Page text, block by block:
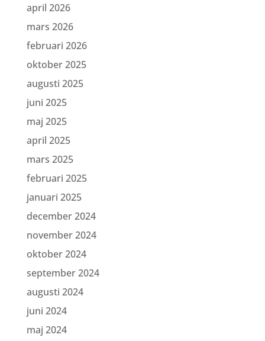
april 2026
mars 2026
februari 2026
oktober 2025
augusti 2025
juni 2025
maj 2025
april 2025
mars 2025
februari 2025
januari 2025
december 2024
november 2024
oktober 2024
september 2024
augusti 2024
juni 2024
maj 2024